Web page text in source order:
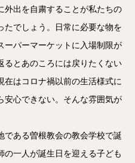
外出を自粛することが私たちの
たでしょう。日常に必要な物を
ーパーマーケットに入場制限が
るとあのころには戻りたくない
在はコロナ禍以前の生活様式に
安心できない。そんな雰囲気が
ある曽根教会の教会学校で誕
一人が誕生日を迎える子ども